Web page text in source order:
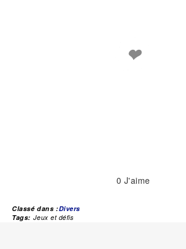
❤
0 J'aime
Classé dans :Divers
Tags: Jeux et défis